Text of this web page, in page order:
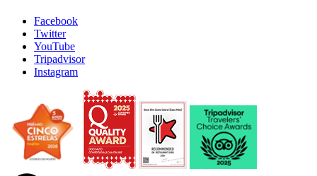
Facebook
Twitter
YouTube
Tripadvisor
Instagram